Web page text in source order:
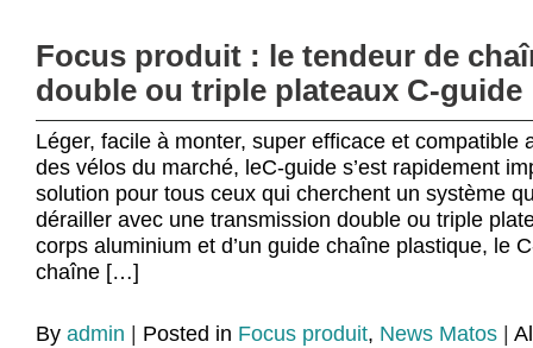
Focus produit : le tendeur de
double ou triple plateaux C-guide
Léger, facile à monter, super efficace et compatible
des vélos du marché, leC-guide s’est rapidement
solution pour tous ceux qui cherchent un système
dérailler avec une transmission double ou triple
corps aluminium et d’un guide chaîne plastique, le
chaîne […]
By admin Posted in Focus produit, News Matos